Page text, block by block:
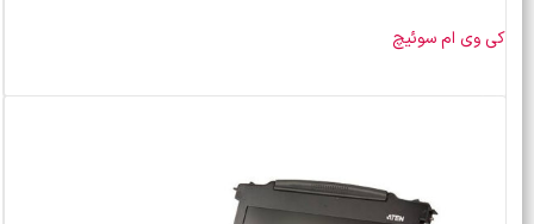
کی وی ام سوئیچ